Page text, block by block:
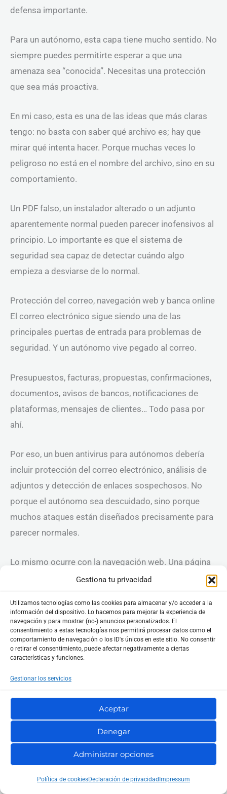
Gestiona tu privacidad
Utilizamos tecnologías como las cookies para almacenar y/o acceder a la
información del dispositivo. Lo hacemos para mejorar la experiencia de
navegación y para mostrar (no-) anuncios personalizados. El
consentimiento a estas tecnologías nos permitirá procesar datos como el
comportamiento de navegación o los ID's únicos en este sitio. No consentir
o retirar el consentimiento, puede afectar negativamente a ciertas
características y funciones.
Gestionar los servicios
Aceptar
Denegar
Administrar opciones
Política de cookiesDeclaración de privacidad Impressum
defensa importante.
Para un autónomo, esta capa tiene mucho sentido. No
siempre puedes permitirte esperar a que una
amenaza sea “conocida”. Necesitas una protección
que sea más proactiva.
En mi caso, esta es una de las ideas que más claras
tengo: no basta con saber qué archivo es; hay que
mirar qué intenta hacer. Porque muchas veces lo
peligroso no está en el nombre del archivo, sino en su
comportamiento.
Un PDF falso, un instalador alterado o un adjunto
aparentemente normal pueden parecer inofensivos al
principio. Lo importante es que el sistema de
seguridad sea capaz de detectar cuándo algo
empieza a desviarse de lo normal.
Protección del correo, navegación web y banca online
El correo electrónico sigue siendo una de las
principales puertas de entrada para problemas de
seguridad. Y un autónomo vive pegado al correo.
Presupuestos, facturas, propuestas, confirmaciones,
documentos, avisos de bancos, notificaciones de
plataformas, mensajes de clientes… Todo pasa por
ahí.
Por eso, un buen antivirus para autónomos debería
incluir protección del correo electrónico, análisis de
adjuntos y detección de enlaces sospechosos. No
porque el autónomo sea descuidado, sino porque
muchos ataques están diseñados precisamente para
parecer normales.
Lo mismo ocurre con la navegación web. Una página
fraudulenta puede copiar el diseño de un banco, una
o una herramienta conocida. Si introduces tus
credenciales en el sitio equivocado, el problema
puede ser serio.
preparadas para capturar contraseñas o información
bancaria.
Y luego está la banca online.
Si eres autónomo, probablemente entras a tu banco